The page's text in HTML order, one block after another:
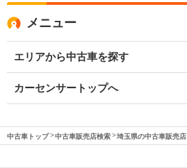
メニュー
エリアから中古車を探す
カーセンサートップへ
中古車トップ 中古車販売店検索 埼玉県の中古車販売店